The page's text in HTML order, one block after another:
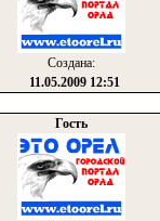
Создана:
11.05.2009 12:51
Гость